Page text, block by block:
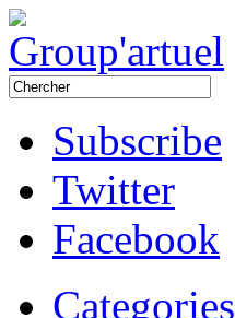
Subscribe
Twitter
Facebook
Categories